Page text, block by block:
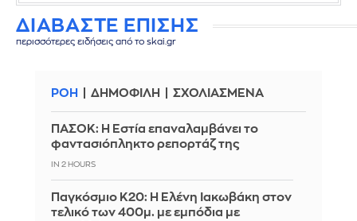
ΔΙΑΒΑΣΤΕ ΕΠΙΣΗΣ
περισσότερες ειδήσεις από το skai.gr
ΡΟΗ ΔΗΜΟΦΙΛΗ ΣΧΟΛΙΑΣΜΕΝΑ
ΠΑΣΟΚ: Η Εστία επαναλαμβάνει το
φαντασιόπληκτο ρεπορτάζ της
IN 2 HOURS
Παγκόσμιο Κ20: Η Ελένη Ιακωβάκη στον
τελικό των 400μ. με εμπόδια με